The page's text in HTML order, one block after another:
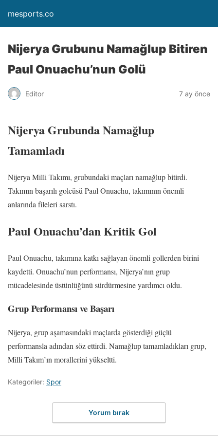
mesports.co
Nijerya Grubunu Namağlup Bitiren
Paul Onuachu’nun Golü
Editor 7 ay önce
Nijerya Grubunda Namağlup
Tamamladı
Nijerya Milli Takımı, grubundaki maçları namağlup bitirdi.
Takımın başarılı golcüsü Paul Onuachu, takımının önemli
anlarında fileleri sarstı.
Paul Onuachu’dan Kritik Gol
Paul Onuachu, takımına katkı sağlayan önemli gollerden birini
kaydetti. Onuachu’nun performansı, Nijerya’nın grup
mücadelesinde üstünlüğünü sürdürmesine yardımcı oldu.
Grup Performansı ve Başarı
Nijerya, grup aşamasındaki maçlarda gösterdiği güçlü
performansla adından söz ettirdi. Namağlup tamamladıkları grup,
Milli Takım’ın morallerini yükseltti.
Kategoriler: Spor
Yorum bırak